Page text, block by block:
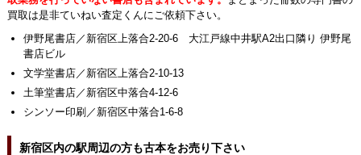
買取は是非ていねい査定くんにご依頼下さい。
伊野尾書店／新宿区上落合2-20-6 大江戸線中井駅A2出口隣り 伊野尾
書店ビル
文学堂書店／新宿区上落合2-10-13
土筆堂書店／新宿区中落合4-12-6
シンソー印刷／新宿区中落合1-6-8
新宿区内の駅周辺の方も古本をお売り下さい